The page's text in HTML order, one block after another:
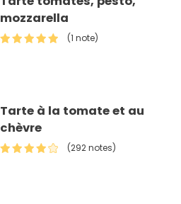
mozzarella
(1 note)
Tarte à la tomate et au
chèvre
(292 notes)